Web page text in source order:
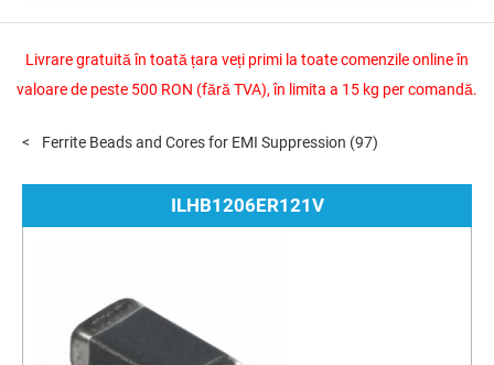
Livrare gratuită în toată țara veți primi la toate comenzile online în
valoare de peste 500 RON (fără TVA), în limita a 15 kg per comandă.
Ferrite Beads and Cores for EMI Suppression (97)
ILHB1206ER121V